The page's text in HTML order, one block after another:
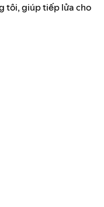
tôi, giúp tiếp lửa cho